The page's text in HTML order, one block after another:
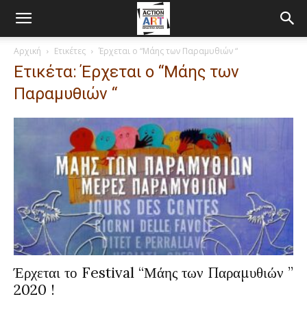
Αρχική Ετικέτες Έρχεται ο “Μάης των Παραμυθιών “
Ετικέτα: Έρχεται ο “Μάης των
Παραμυθιών “
Έρχεται το Festival “Μάης των Παραμυθιών ”
2020 !